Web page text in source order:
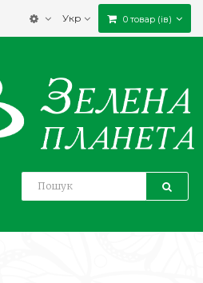
0 товар (ів)
Укр